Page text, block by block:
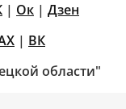
| Ок | Дзен
| ВК
области"